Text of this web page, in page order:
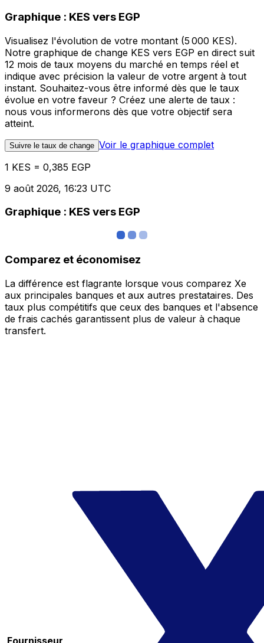
Graphique : KES vers EGP
Visualisez l'évolution de votre montant (5 000 KES).
Notre graphique de change KES vers EGP en direct suit
12 mois de taux moyens du marché en temps réel et
indique avec précision la valeur de votre argent à tout
instant. Souhaitez-vous être informé dès que le taux
évolue en votre faveur ? Créez une alerte de taux :
nous vous informerons dès que votre objectif sera
atteint.
Suivre le taux de change Voir le graphique complet
1 KES = 0,385 EGP
9 août 2026, 16:23 UTC
Graphique : KES vers EGP
Comparez et économisez
La différence est flagrante lorsque vous comparez Xe
aux principales banques et aux autres prestataires. Des
taux plus compétitifs que ceux des banques et l'absence
de frais cachés garantissent plus de valeur à chaque
transfert.
Fournisseur